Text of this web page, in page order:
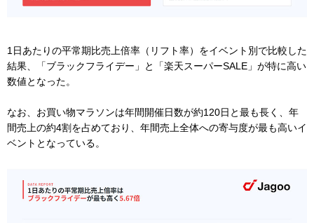
1日あたりの平常期比売上倍率（リフト率）をイベント別で比較した
結果、「ブラックフライデー」と「楽天スーパーSALE」が特に高い
数値となった。
なお、お買い物マラソンは年間開催日数が約120日と最も長く、年
間売上の約4割を占めており、年間売上全体への寄与度が最も高いイ
ベントとなっている。